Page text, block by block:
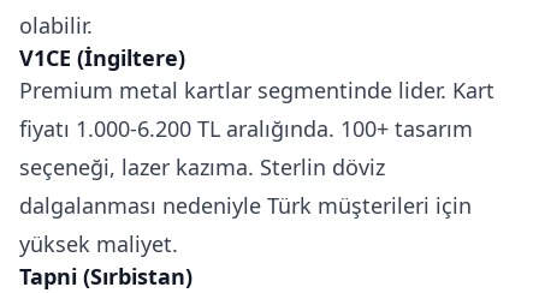
olabilir.
V1CE (İngiltere)
Premium metal kartlar segmentinde lider. Kart
fiyatı 1.000-6.200 TL aralığında. 100+ tasarım
seçeneği, lazer kazıma. Sterlin döviz
dalgalanması nedeniyle Türk müşterileri için
yüksek maliyet.
Tapni (Sırbistan)